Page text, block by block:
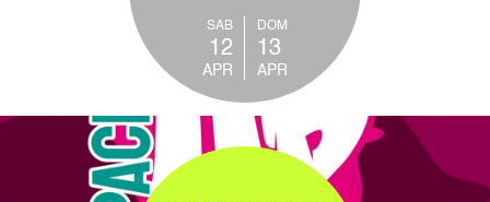
SAB
12
APR
DOM
13
APR